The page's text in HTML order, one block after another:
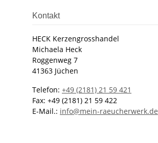
Kontakt
HECK Kerzengrosshandel
Michaela Heck
Roggenweg 7
41363 Jüchen
Telefon: +49 (2181) 21 59 421
Fax: +49 (2181) 21 59 422
E-Mail.: info@mein-raeucherwerk.de